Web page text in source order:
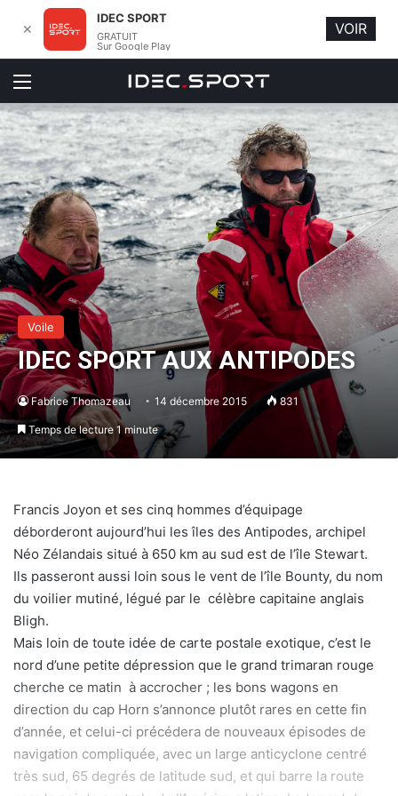
Menu
Voile
IDEC SPORT AUX ANTIPODES
Fabrice Thomazeau 14 décembre 2015 831
Temps de lecture 1 minute
Francis Joyon et ses cinq hommes d’équipage
déborderont aujourd’hui les îles des Antipodes, archipel
Néo Zélandais situé à 650 km au sud est de l’île Stewart.
Ils passeront aussi loin sous le vent de l’île Bounty, du nom
du voilier mutiné, légué par le célèbre capitaine anglais
Bligh.
Mais loin de toute idée de carte postale exotique, c’est le
nord d’une petite dépression que le grand trimaran rouge
cherche ce matin à accrocher ; les bons wagons en
direction du cap Horn s’annonce plutôt rares en cette fin
d’année, et celui-ci précédera de nouveaux épisodes de
navigation compliquée, avec un large anticyclone centré
très sud, 65 degrés de latitude sud, et qui barre la route
✕
IDEC SPORT
GRATUIT
Sur Google Play
VOIR